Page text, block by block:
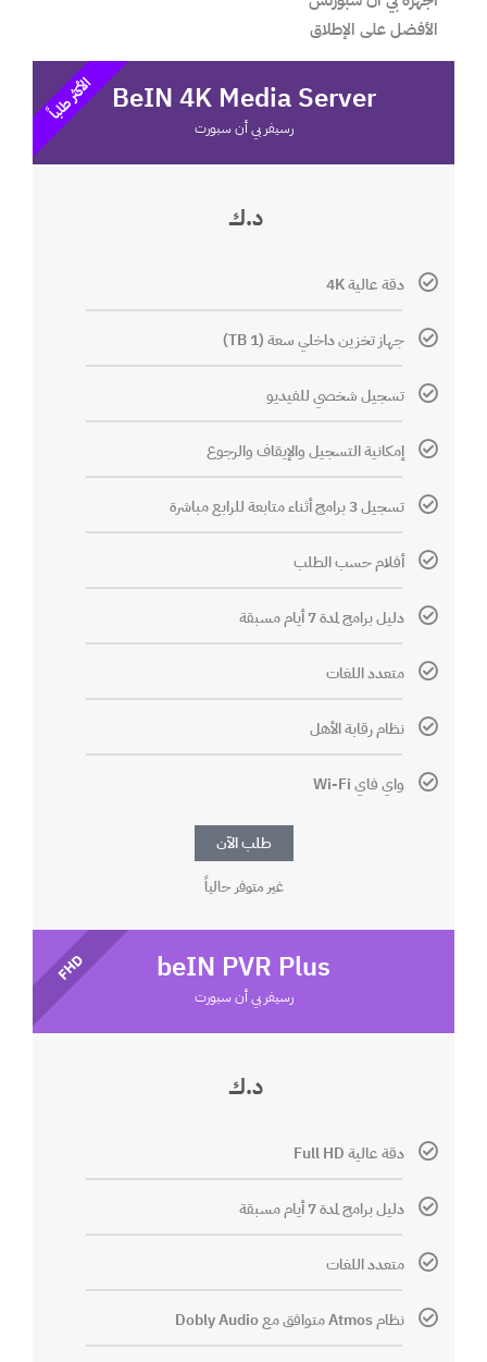
الأفضل على الإطلاق
BeIN 4K Media Server
رسيفر بي أن سبورت
د.ك
دقة عالية 4K
جهاز تخزين داخلي سعة (1 TB)
تسجيل شخصي للفيديو
إمكانية التسجيل والإيقاف والرجوع
تسجيل 3 برامج أثناء متابعة للرابع مباشرة
أفلام حسب الطلب
دليل برامج لمدة 7 أيام مسبقة
متعدد اللغات
نظام رقابة الأهل
واي فاي Wi-Fi
طلب الآن
غير متوفر حالياً
الأكثر طلباً
beIN PVR Plus
رسيفر بي أن سبورت
د.ك
دقة عالية Full HD
دليل برامج لمدة 7 أيام مسبقة
متعدد اللغات
نظام Atmos متوافق مع Dobly Audio
FHD